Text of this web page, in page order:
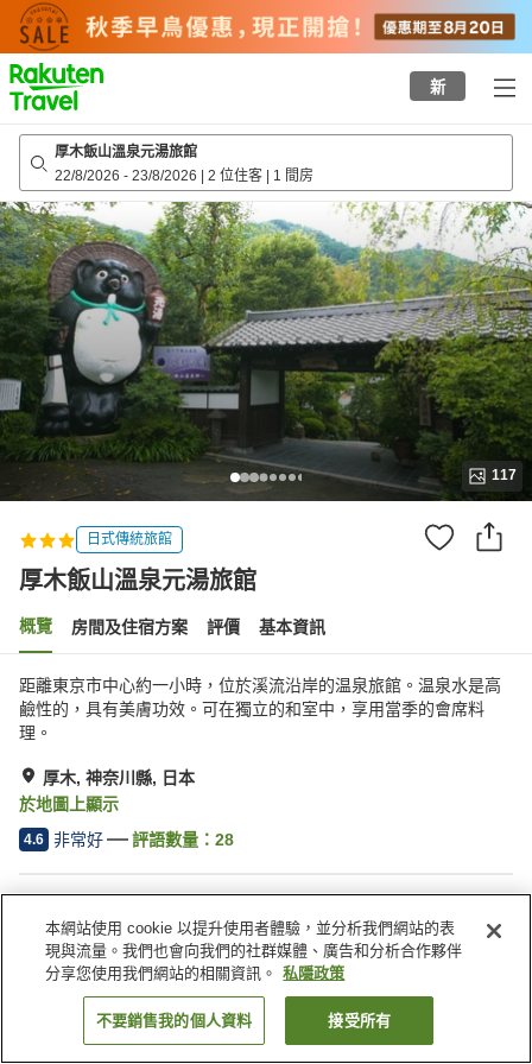
to
top
page
新
厚木飯山溫泉元湯旅館
22/8/2026 - 23/8/2026 | 2 位住客 | 1 間房
117
日式傳統旅館
厚木飯山溫泉元湯旅館
概覽 房間及住宿方案 評價 基本資訊
距離東京市中心約一小時，位於溪流沿岸的温泉旅館。温泉水是高
鹼性的，具有美膚功效。可在獨立的和室中，享用當季的會席料
理。
厚木, 神奈川縣, 日本
於地圖上顯示
4.6 非常好 評語數量： 28
停車場
水療/美容院
咖啡廳
自動販賣機
日本 神奈川縣 厚木 厚木飯山溫泉元湯旅館
找客房
本網站使用 cookie 以提升使用者體驗，並分析我們網站的表
現與流量。我們也會向我們的社群媒體、廣告和分析合作夥伴
分享您使用我們網站的相關資訊。
私隱政策
不要銷售我的個人資料 接受所有